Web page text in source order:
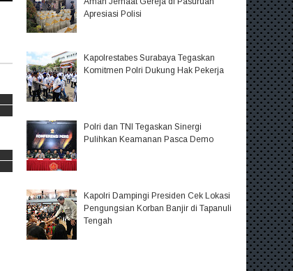
Apresiasi Polisi
Kapolrestabes Surabaya Tegaskan
Komitmen Polri Dukung Hak Pekerja
Polri dan TNI Tegaskan Sinergi
Pulihkan Keamanan Pasca Demo
Kapolri Dampingi Presiden Cek Lokasi
Pengungsian Korban Banjir di Tapanuli
Tengah